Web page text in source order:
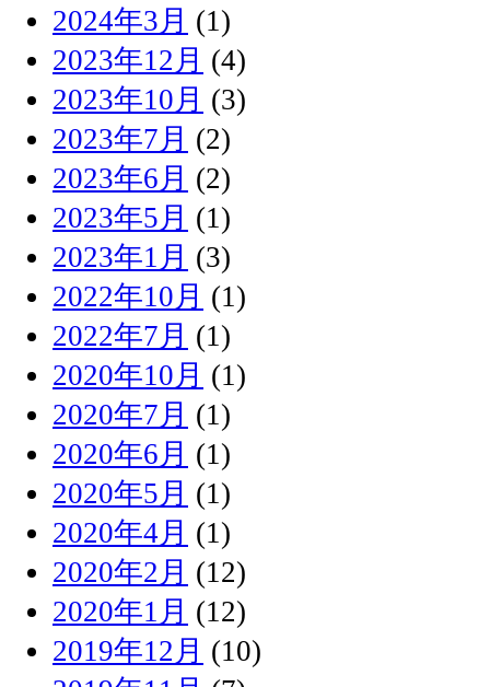
2024年3月 (1)
2023年12月 (4)
2023年10月 (3)
2023年7月 (2)
2023年6月 (2)
2023年5月 (1)
2023年1月 (3)
2022年10月 (1)
2022年7月 (1)
2020年10月 (1)
2020年7月 (1)
2020年6月 (1)
2020年5月 (1)
2020年4月 (1)
2020年2月 (12)
2020年1月 (12)
2019年12月 (10)